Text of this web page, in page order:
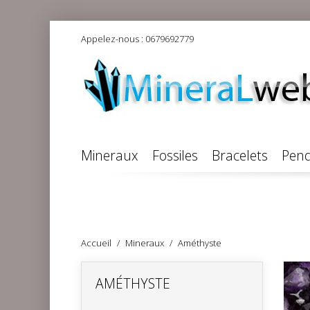
Appelez-nous : 0679692779
Mineraux Fossiles Bracelets
Accueil Mineraux Améthyste
AMÉTHYSTE